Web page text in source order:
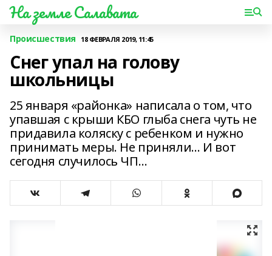
На земле Салавата
Происшествия 18 ФЕВРАЛЯ 2019, 11:45
Снег упал на голову
школьницы
25 января «районка» написала о том, что
упавшая с крыши КБО глыба снега чуть не
придавила коляску с ребенком и нужно
принимать меры. Не приняли… И вот
сегодня случилось ЧП…